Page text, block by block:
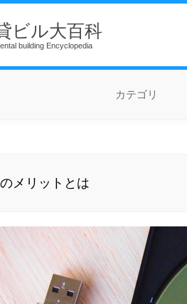
ビル大百科
building Encyclopedia
カテゴリ
メリットとは